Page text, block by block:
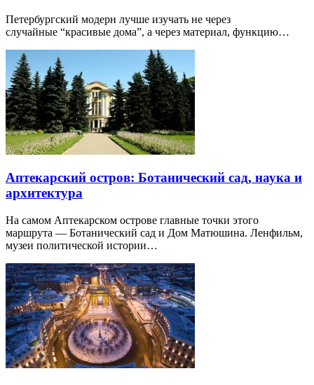
Петербургский модерн лучше изучать не через
случайные “красивые дома”, а через материал, функцию…
Аптекарский остров: Ботанический сад, наука и
архитектура
На самом Аптекарском острове главные точки этого
маршрута — Ботанический сад и Дом Матюшина. Ленфильм,
музеи политической истории…